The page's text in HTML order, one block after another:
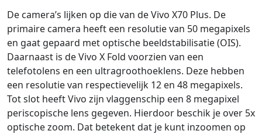
De camera’s lijken op die van de Vivo X70 Plus. De
primaire camera heeft een resolutie van 50 megapixels
en gaat gepaard met optische beeldstabilisatie (OIS).
Daarnaast is de Vivo X Fold voorzien van een
telefotolens en een ultragroothoeklens. Deze hebben
een resolutie van respectievelijk 12 en 48 megapixels.
Tot slot heeft Vivo zijn vlaggenschip een 8 megapixel
periscopische lens gegeven. Hierdoor beschik je over 5x
optische zoom. Dat betekent dat je kunt inzoomen op